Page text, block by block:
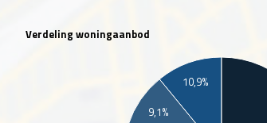
Verdeling woningaanbod
10,9%
9,1%